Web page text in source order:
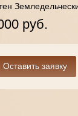
руб.